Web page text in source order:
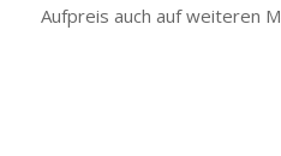
Aufpreis auch auf weiteren